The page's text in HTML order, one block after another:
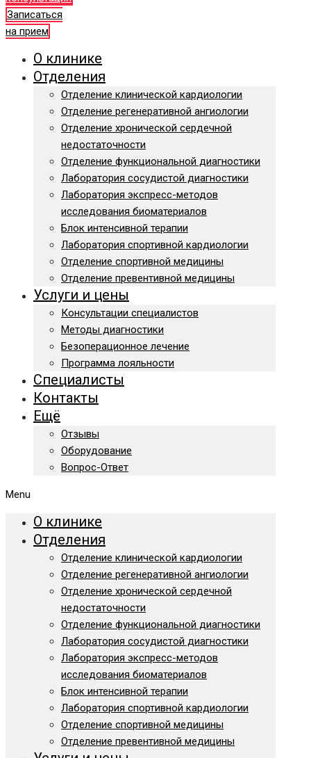
Записаться
на прием
О клинике
Отделения
Отделение клинической кардиологии
Отделение регенеративной ангиологии
Отделение хронической сердечной
недостаточности
Отделение функциональной диагностики
Лаборатория сосудистой диагностики
Лаборатория экспресс-методов
исследования биоматериалов
Блок интенсивной терапии
Лаборатория спортивной кардиологии
Отделение спортивной медицины
Отделение превентивной медицины
Услуги и цены
Консультации специалистов
Методы диагностики
Безоперационное лечение
Программа лояльности
Специалисты
Контакты
Ещё
Отзывы
Оборудование
Вопрос-Ответ
Menu
О клинике
Отделения
Отделение клинической кардиологии
Отделение регенеративной ангиологии
Отделение хронической сердечной
недостаточности
Отделение функциональной диагностики
Лаборатория сосудистой диагностики
Лаборатория экспресс-методов
исследования биоматериалов
Блок интенсивной терапии
Лаборатория спортивной кардиологии
Отделение спортивной медицины
Отделение превентивной медицины